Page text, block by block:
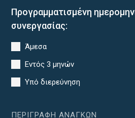
Προγραμματισμένη
συνεργασίας:
Άμεσα
Εντός 3 μηνών
Υπό διερεύνηση
ΠΕΡΙΓΡΑΦΉ ΑΝΑΓΚΏΝ